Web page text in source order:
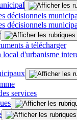
décisionnels
décisionnels
à télécharger
local d'urbanisme
services